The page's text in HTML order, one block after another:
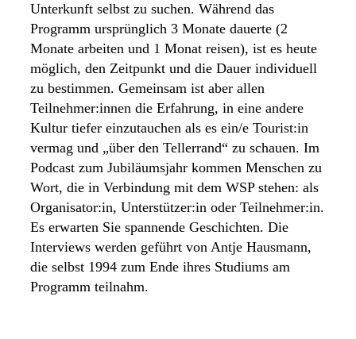
Unterkunft selbst zu suchen. Während das
Programm ursprünglich 3 Monate dauerte (2
Monate arbeiten und 1 Monat reisen), ist es heute
möglich, den Zeitpunkt und die Dauer individuell
zu bestimmen. Gemeinsam ist aber allen
Teilnehmer:innen die Erfahrung, in eine andere
Kultur tiefer einzutauchen als es ein/e Tourist:in
vermag und „über den Tellerrand“ zu schauen. Im
Podcast zum Jubiläumsjahr kommen Menschen zu
Wort, die in Verbindung mit dem WSP stehen: als
Organisator:in, Unterstützer:in oder Teilnehmer:in.
Es erwarten Sie spannende Geschichten. Die
Interviews werden geführt von Antje Hausmann,
die selbst 1994 zum Ende ihres Studiums am
Programm teilnahm.